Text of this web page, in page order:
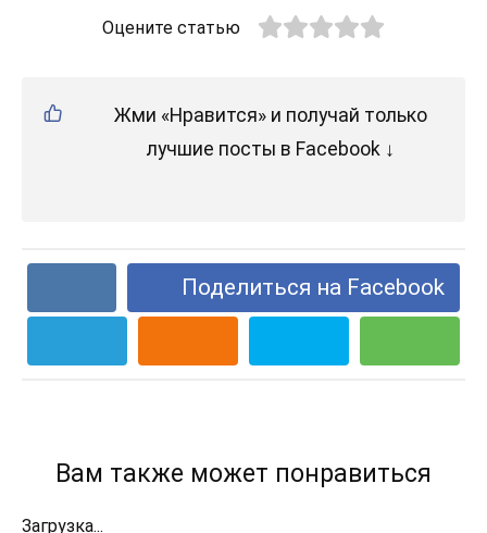
Оцените статью
Жми «Нравится» и получай только
лучшие посты в Facebook ↓
Поделиться на Facebook
Вам также может понравиться
Загрузка...